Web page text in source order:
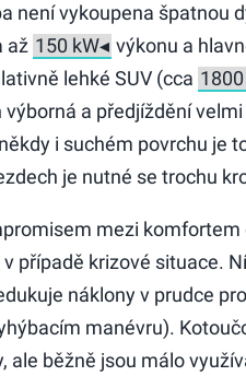
není vykoupena špatnou
až
výkonu a
lehké SUV (cca
a předjíždění
i suchém povrchu je
je nutné se trochu
mezi komfortem
případě krizové situace.
náklony v prudce
manévru).
ale běžně jsou málo